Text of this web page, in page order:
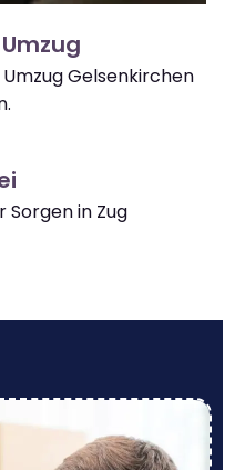
Gelsenkirchen
Sorgen in Zug